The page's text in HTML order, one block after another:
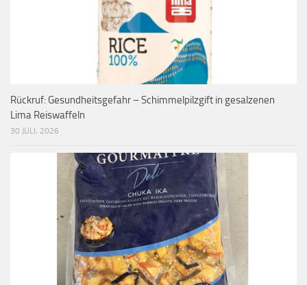
Rückruf: Gesundheitsgefahr – Schimmelpilzgift in gesalzenen
Lima Reiswaffeln
30 JULI, 2026